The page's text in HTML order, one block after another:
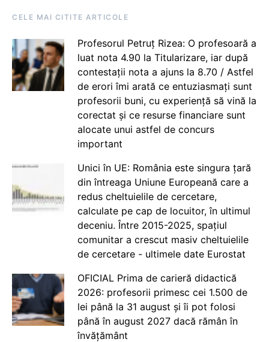
CELE MAI CITITE ARTICOLE
Profesorul Petruț Rizea: O profesoară a
luat nota 4.90 la Titularizare, iar după
contestații nota a ajuns la 8.70 / Astfel
de erori îmi arată ce entuziasmați sunt
profesorii buni, cu experiență să vină la
corectat și ce resurse financiare sunt
alocate unui astfel de concurs
important
Unici în UE: România este singura țară
din întreaga Uniune Europeană care a
redus cheltuielile de cercetare,
calculate pe cap de locuitor, în ultimul
deceniu. Între 2015-2025, spațiul
comunitar a crescut masiv cheltuielile
de cercetare - ultimele date Eurostat
OFICIAL Prima de carieră didactică
2026: profesorii primesc cei 1.500 de
lei până la 31 august și îi pot folosi
până în august 2027 dacă rămân în
învățământ